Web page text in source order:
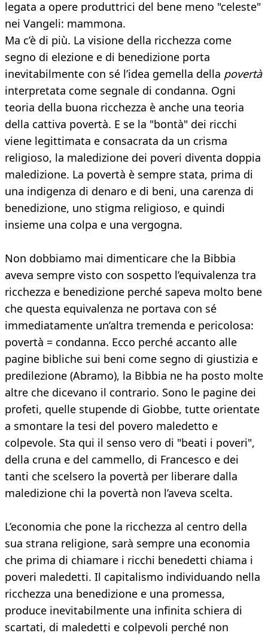
legata a opere produttrici del bene meno "celeste"
nei Vangeli: mammona.
Ma c’è di più. La visione della ricchezza come
segno di elezione e di benedizione porta
inevitabilmente con sé l’idea gemella della povertà
interpretata come segnale di condanna. Ogni
teoria della buona ricchezza è anche una teoria
della cattiva povertà. E se la "bontà" dei ricchi
viene legittimata e consacrata da un crisma
religioso, la maledizione dei poveri diventa doppia
maledizione. La povertà è sempre stata, prima di
una indigenza di denaro e di beni, una carenza di
benedizione, uno stigma religioso, e quindi
insieme una colpa e una vergogna.
Non dobbiamo mai dimenticare che la Bibbia
aveva sempre visto con sospetto l’equivalenza tra
ricchezza e benedizione perché sapeva molto bene
che questa equivalenza ne portava con sé
immediatamente un’altra tremenda e pericolosa:
povertà = condanna. Ecco perché accanto alle
pagine bibliche sui beni come segno di giustizia e
predilezione (Abramo), la Bibbia ne ha posto molte
altre che dicevano il contrario. Sono le pagine dei
profeti, quelle stupende di Giobbe, tutte orientate
a smontare la tesi del povero maledetto e
colpevole. Sta qui il senso vero di "beati i poveri",
della cruna e del cammello, di Francesco e dei
tanti che scelsero la povertà per liberare dalla
maledizione chi la povertà non l’aveva scelta.
L’economia che pone la ricchezza al centro della
sua strana religione, sarà sempre una economia
che prima di chiamare i ricchi benedetti chiama i
poveri maledetti. Il capitalismo individuando nella
ricchezza una benedizione e una promessa,
produce inevitabilmente una infinita schiera di
scartati, di maledetti e colpevoli perché non